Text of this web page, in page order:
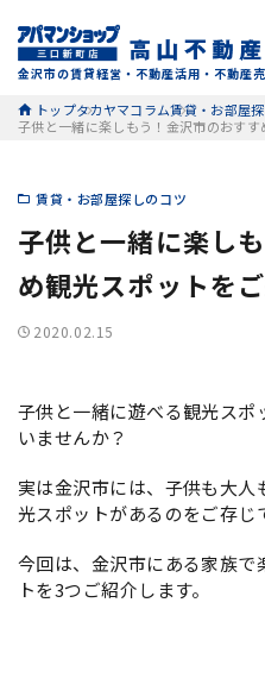
金沢市の賃貸経営・不動産活用・不動産
トップタカヤマコラム賃貸・お部屋
子供と一緒に楽しもう！金沢市のおすす
賃貸・お部屋探しのコツ
子供と一緒に楽し
め観光スポットを
2020.02.15
子供と一緒に遊べる観光ス
いませんか？
実は金沢市には、子供も大
光スポットがあるのをご存じ
今回は、金沢市にある家族
トを3つご紹介します。